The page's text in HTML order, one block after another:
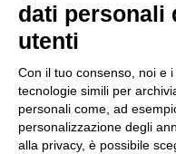
KE012415
PEROXID ECO
Ecolabel TN 20KG
PIÙ DETTAGLI
dati personali
utenti
Con il tuo consenso, noi e
tecnologie simili per
personali come, ad
personalizzazione degli
alla privacy, è possibile